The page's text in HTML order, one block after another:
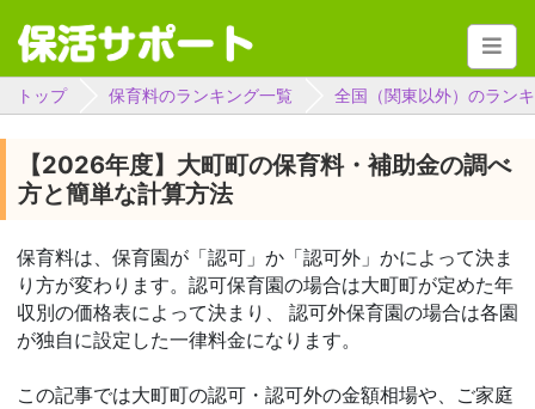
トップ 保育料のランキング一覧 全国（関東以外）のラン
【2026年度】大町町の保育料・補助金の調べ
方と簡単な計算方法
保育料は、保育園が「認可」か「認可外」かによって決ま
り方が変わります。認可保育園の場合は大町町が定めた年
収別の価格表によって決まり、 認可外保育園の場合は各園
が独自に設定した一律料金になります。
この記事では大町町の認可・認可外の金額相場や、ご家庭